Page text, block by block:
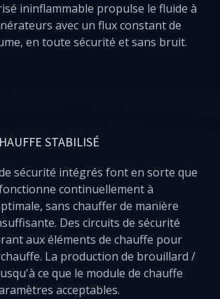
ininflammable propulse le fluide à
avec un flux constant de
en toute sécurité et sans bruit.
STABILISÉ
sécurité intégrés font en sorte que
continuellement à
sans chauffer de manière
Des circuits de sécurité
aux éléments de chauffe pour
La production de brouillard /
ce que le module de chauffe
acceptables.